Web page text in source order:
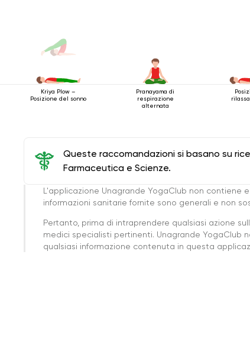
Kriya Plow –
Posizione del sonno
Pranayama di
respirazione
alternata
Queste raccomandazioni si basano su
Farmaceutica e Scienze.
L'applicazione Unagrande YogaClub non contiene
informazioni sanitarie fornite sono generali e non
Pertanto, prima di intraprendere qualsiasi azione
medici specialisti pertinenti. Unagrande YogaClub
qualsiasi informazione contenuta in questa